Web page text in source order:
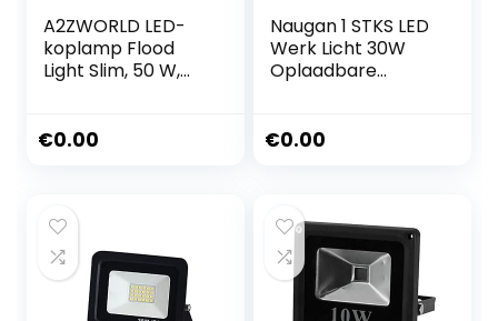
A2ZWORLD LED-
koplamp Flood
Light Slim, 50 W,
x 27 mm, behuizing
€0.00
Naugan 1 STKS LED
Werk Licht 30W
Oplaadbare
Noodverlichting
€0.00